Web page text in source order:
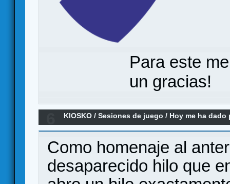
Para este
un gracias!
KIOSKO /Sesiones de juego / Hoy me ha
Como homenaje al
desaparecido hilo que